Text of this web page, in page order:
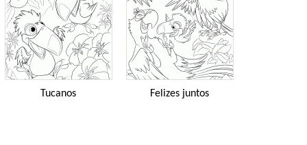
Tucanos Felizes juntos